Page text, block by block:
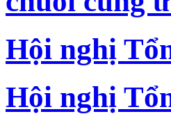
Hội nghị
Hội nghị